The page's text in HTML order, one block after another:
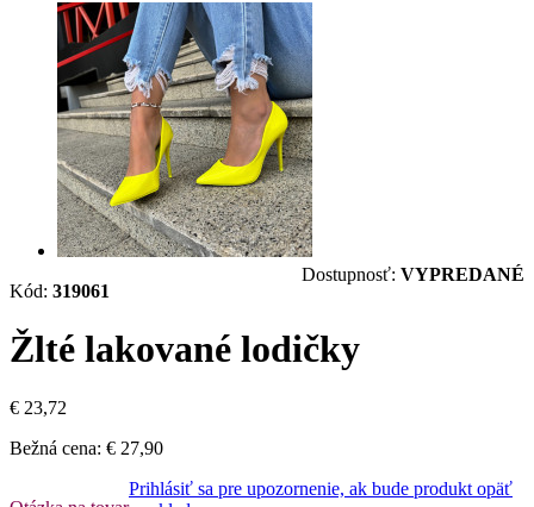
Kód: 319061
Dostupnosť: VYPREDANÉ
Žlté lakované lodičky
€ 23,72
Bežná cena: € 27,90
Prihlásiť sa pre upozornenie, ak bude produkt opäť